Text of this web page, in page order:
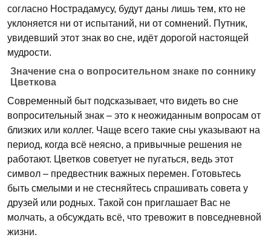
согласно Нострадамусу, будут даны лишь тем, кто не
уклоняется ни от испытаний, ни от сомнений. Путник,
увидевший этот знак во сне, идёт дорогой настоящей
мудрости.
Значение сна о вопросительном знаке по соннику
Цветкова
Современный быт подсказывает, что видеть во сне
вопросительный знак – это к неожиданным вопросам от
близких или коллег. Чаще всего такие сны указывают на
период, когда всё неясно, а привычные решения не
работают. Цветков советует не пугаться, ведь этот
символ – предвестник важных перемен. Готовьтесь
быть смелыми и не стесняйтесь спрашивать совета у
друзей или родных. Такой сон приглашает Вас не
молчать, а обсуждать всё, что тревожит в повседневной
жизни.